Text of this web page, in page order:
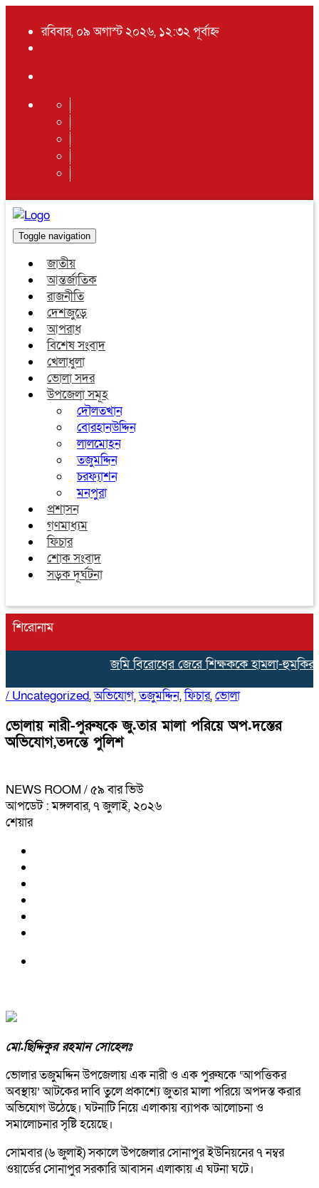
রবিবার, ০৯ অগাস্ট ২০২৬, ১২:৩২ পূর্বাহ্ন
Toggle navigation
জাতীয়
আন্তর্জাতিক
রাজনীতি
দেশজুড়ে
আপরাধ
বিশেষ সংবাদ
খেলাধুলা
ভোলা সদর
উপজেলা সমূহ
দৌলতখান
বোরহানউদ্দিন
লালমোহন
তজুমদ্দিন
চরফ্যাশন
মনপুরা
প্রশাসন
গণমাধ্যম
ফিচার
শোক সংবাদ
সড়ক দূর্ঘটনা
শিরোনাম
জমি বিরোধের জেরে শিক্ষককে হামলা-হুমকির
/ Uncategorized,অভিযোগ,তজুমদ্দিন,ফিচার,ভোলা
ভোলায় নারী-পুরুষকে জু.তার মালা পরিয়ে অপ.দস্তের
অভিযোগ,তদন্তে পুলিশ
NEWS ROOM / ৫৯ বার ভিউ
আপডেট : মঙ্গলবার, ৭ জুলাই, ২০২৬
শেয়ার
মো.ছিদ্দিকুর রহমান সোহেলঃ
ভোলার তজুমদ্দিন উপজেলায় এক নারী ও এক পুরুষকে ‘আপত্তিকর
অবস্থায়’ আটকের দাবি তুলে প্রকাশ্যে জুতার মালা পরিয়ে অপদস্ত করার
অভিযোগ উঠেছে। ঘটনাটি নিয়ে এলাকায় ব্যাপক আলোচনা ও
সমালোচনার সৃষ্টি হয়েছে।
সোমবার (৬ জুলাই) সকালে উপজেলার সোনাপুর ইউনিয়নের ৭ নম্বর
ওয়ার্ডের সোনাপুর সরকারি আবাসন এলাকায় এ ঘটনা ঘটে।